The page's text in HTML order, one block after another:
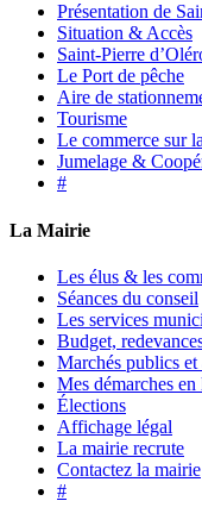
Présentation de
Situation & Accès
Saint-Pierre
Le Port de pêche
Aire de
Tourisme
Le commerce sur
Jumelage &
#
La Mairie
Les élus & les
Séances du conseil
Les services
Budget,
Marchés publics et
Mes démarches en
Élections
Affichage légal
La mairie recrute
Contactez la mairie
#